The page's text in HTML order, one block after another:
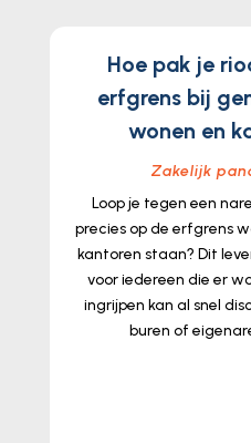
Hoe pak je
erfgrens bij
wonen en
Zakelijk
Loop je tegen een
precies op de erfgrens
kantoren staan? Dit
voor iedereen die er
ingrijpen kan al snel
buren of